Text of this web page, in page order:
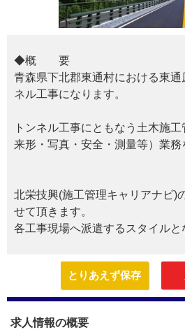
◆概 要
青森県下北郡東通村における東
ネル工事になります。
トンネル工事にともなう土木施
来形・写真・安全・測量等）業務
北栄技興(施工管理キャリアナビ)
せて頂きます。
各工事現場へ派遣するスタイルと
とりあえず保存
求人情報の概要